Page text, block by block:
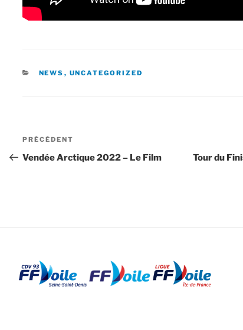
CATÉGORIES
NEWS , UNCATEGORIZED
Navigation
de
Article
précédent
PRÉCÉDENT
Vendée Arctique 2022 – Le Film Tour du